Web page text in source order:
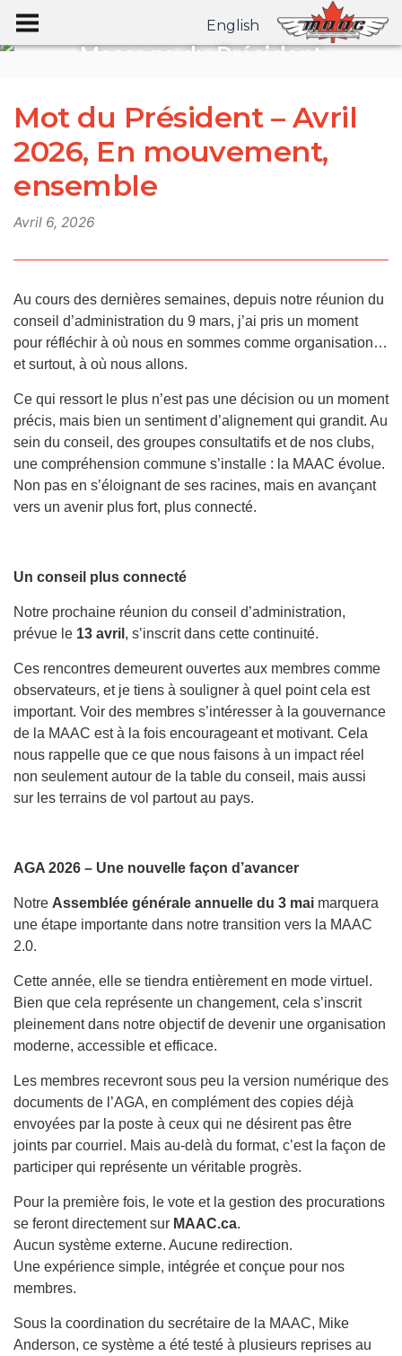
English
Message du Président
Mot du Président – Avril
2026, En mouvement,
ensemble
Avril 6, 2026
Au cours des dernières semaines, depuis notre réunion du
conseil d’administration du 9 mars, j’ai pris un moment
pour réfléchir à où nous en sommes comme organisation…
et surtout, à où nous allons.
Ce qui ressort le plus n’est pas une décision ou un moment
précis, mais bien un sentiment d’alignement qui grandit. Au
sein du conseil, des groupes consultatifs et de nos clubs,
une compréhension commune s’installe : la MAAC évolue.
Non pas en s’éloignant de ses racines, mais en avançant
vers un avenir plus fort, plus connecté.
Un conseil plus connecté
Notre prochaine réunion du conseil d’administration,
prévue le 13 avril , s’inscrit dans cette continuité.
Ces rencontres demeurent ouvertes aux membres comme
observateurs, et je tiens à souligner à quel point cela est
important. Voir des membres s’intéresser à la gouvernance
de la MAAC est à la fois encourageant et motivant. Cela
nous rappelle que ce que nous faisons à un impact réel
non seulement autour de la table du conseil, mais aussi
sur les terrains de vol partout au pays.
AGA 2026 – Une nouvelle façon d’avancer
Notre Assemblée générale annuelle du 3 mai marquera
une étape importante dans notre transition vers la MAAC
2.0.
Cette année, elle se tiendra entièrement en mode virtuel.
Bien que cela représente un changement, cela s’inscrit
pleinement dans notre objectif de devenir une organisation
moderne, accessible et efficace.
Les membres recevront sous peu la version numérique des
documents de l’AGA, en complément des copies déjà
envoyées par la poste à ceux qui ne désirent pas être
joints par courriel. Mais au-delà du format, c’est la façon de
participer qui représente un véritable progrès.
Pour la première fois, le vote et la gestion des procurations
se feront directement sur MAAC.ca.
Aucun système externe. Aucune redirection.
Une expérience simple, intégrée et conçue pour nos
membres.
Sous la coordination du secrétaire de la MAAC, Mike
Anderson, ce système a été testé à plusieurs reprises au